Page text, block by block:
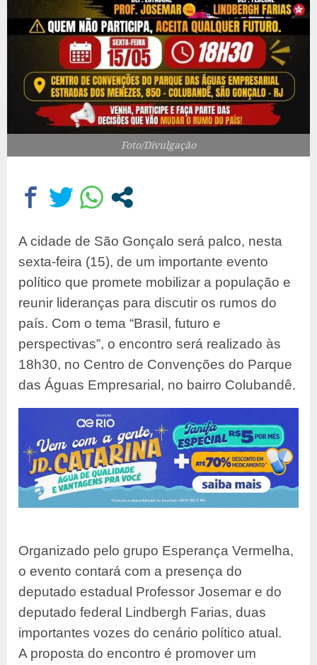
Foto/Divulgação
A cidade de São Gonçalo será palco, nesta
sexta-feira (15), de um importante evento
político que promete mobilizar a população e
reunir lideranças para discutir os rumos do
país. Com o tema “Brasil, futuro e
perspectivas”, o encontro será realizado às
18h30, no Centro de Convenções do Parque
das Águas Empresarial, no bairro Colubandê.
Organizado pelo grupo Esperança Vermelha,
o evento contará com a presença do
deputado estadual Professor Josemar e do
deputado federal Lindbergh Farias, duas
importantes vozes do cenário político atual.
A proposta do encontro é promover um